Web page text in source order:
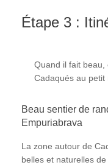
Étape 3 :
Quand il fait beau,
Cadaqués au petit
Beau sentier de
Empuriabrava
La zone autour de
belles et naturelles